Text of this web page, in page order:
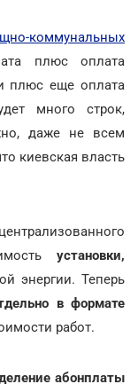
коммунальных
плюс оплата
плюс еще оплата
много строк,
даже не всем
киевская власть
установки,
энергии. Теперь
в формате
работ.
абонплаты